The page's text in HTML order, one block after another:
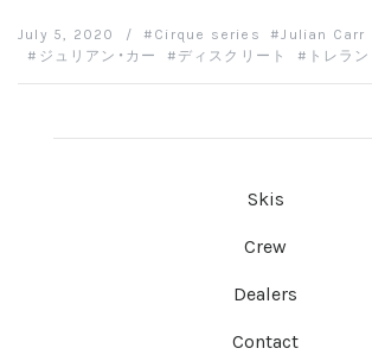
July 5, 2020 / Cirque series Julian Carr
ジュリアン・カー
ディスクリート トレラン
Skis
Crew
Dealers
Contact